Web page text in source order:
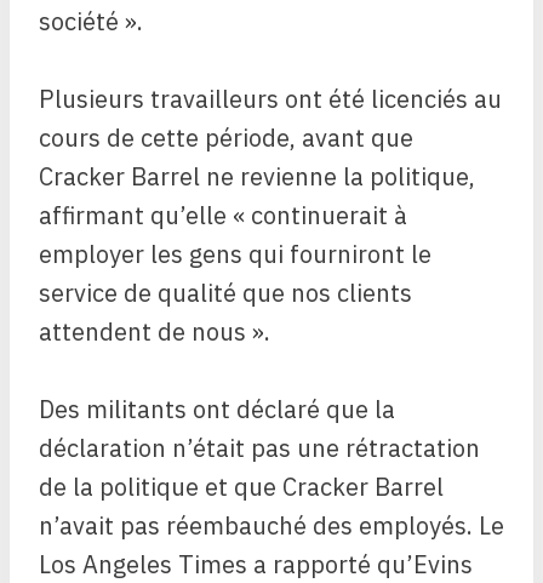
société ».
Plusieurs travailleurs ont été licenciés au
cours de cette période, avant que
Cracker Barrel ne revienne la politique,
affirmant qu’elle « continuerait à
employer les gens qui fourniront le
service de qualité que nos clients
attendent de nous ».
Des militants ont déclaré que la
déclaration n’était pas une rétractation
de la politique et que Cracker Barrel
n’avait pas réembauché des employés. Le
Los Angeles Times a rapporté qu’Evins